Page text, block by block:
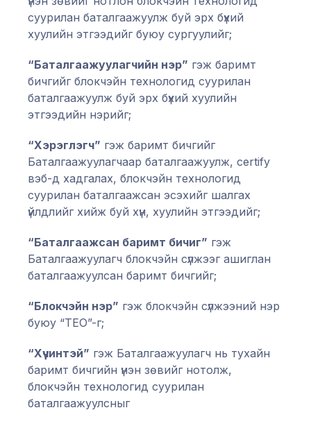
суурилан баталгаажуулж буй эрх бүхий
хуулийн этгээдийг буюу сургуулийг;
“Баталгаажуулагчийн нэр” гэж баримт
бичгийг блокчэйн технологид суурилан
баталгаажуулж буй эрх бүхий хуулийн
этгээдийн нэрийг;
“Хэрэглэгч” гэж баримт бичгийг
Баталгаажуулагчаар баталгаажуулж, certify
вэб-д хадгалах, блокчэйн технологид
суурилан баталгаажсан эсэхийг шалгах
үйлдлийг хийж буй хүн, хуулийн этгээдийг;
“Баталгаажсан баримт бичиг” гэж
Баталгаажуулагч блокчэйн сүлжээг ашиглан
баталгаажуулсан баримт бичгийг;
“Блокчэйн нэр” гэж блокчэйн сүлжээний нэр
буюу “TEO”-г;
“Хүчинтэй” гэж Баталгаажуулагч нь тухайн
баримт бичгийн үнэн зөвийг нотолж,
блокчэйн технологид суурилан
баталгаажуулсныг